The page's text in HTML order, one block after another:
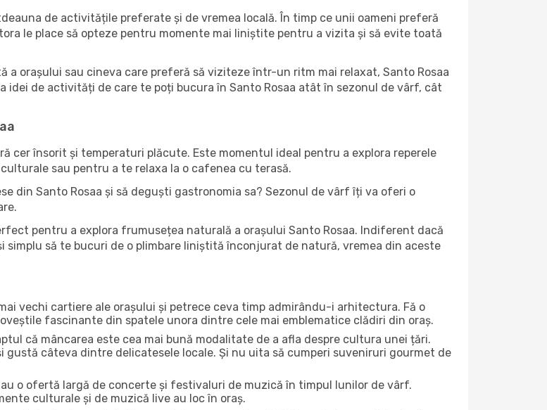
de activitățile preferate și de vremea locală. În timp ce unii oameni preferă
le place să opteze pentru momente mai liniștite pentru a vizita și să evite toată
a orașului sau cineva care preferă să viziteze într-un ritm mai relaxat, Santo Rosaa
de activități de care te poți bucura în Santo Rosaa atât în ​​sezonul de vârf, cât
cer însorit și temperaturi plăcute. Este momentul ideal pentru a explora reperele
sau pentru a te relaxa la o cafenea cu terasă.
din Santo Rosaa și să deguști gastronomia sa? Sezonul de vârf îți va oferi o
pentru a explora frumusețea naturală a orașului Santo Rosaa. Indiferent dacă
simplu să te bucuri de o plimbare liniștită înconjurat de natură, vremea din aceste
vechi cartiere ale orașului și petrece ceva timp admirându-i arhitectura. Fă o
fascinante din spatele unora dintre cele mai emblematice clădiri din oraș.
că mâncarea este cea mai bună modalitate de a afla despre cultura unei țări.
câteva dintre delicatesele locale. Și nu uita să cumperi suveniruri gourmet de
o ofertă largă de concerte și festivaluri de muzică în timpul lunilor de vârf.
culturale și de muzică live au loc în oraș.